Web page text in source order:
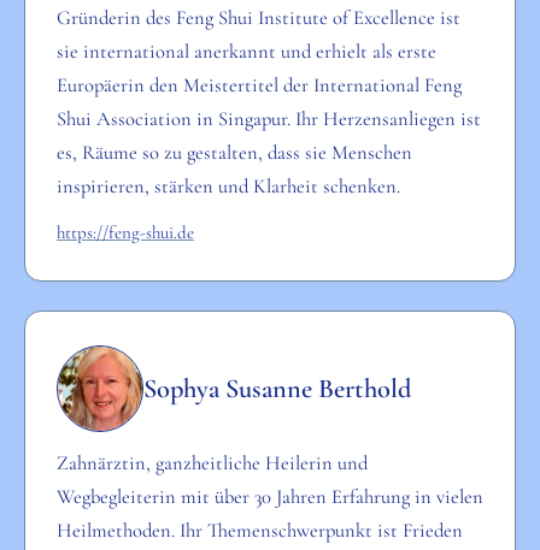
Gründerin des Feng Shui Institute of Excellence ist
sie international anerkannt und erhielt als erste
Europäerin den Meistertitel der International Feng
Shui Association in Singapur. Ihr Herzensanliegen ist
es, Räume so zu gestalten, dass sie Menschen
inspirieren, stärken und Klarheit schenken.
https://feng-shui.de
Sophya Susanne Berthold
Zahnärztin, ganzheitliche Heilerin und
Wegbegleiterin mit über 30 Jahren Erfahrung in vielen
Heilmethoden. Ihr Themenschwerpunkt ist Frieden